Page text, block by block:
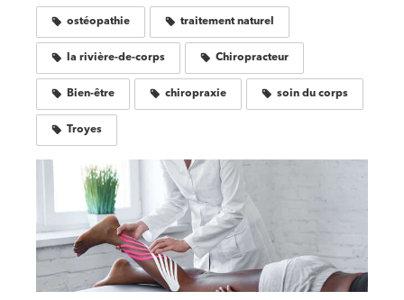
ostéopathie traitement naturel
la rivière-de-corps Chiropracteur
Bien-être chiropraxie soin du corps
Troyes